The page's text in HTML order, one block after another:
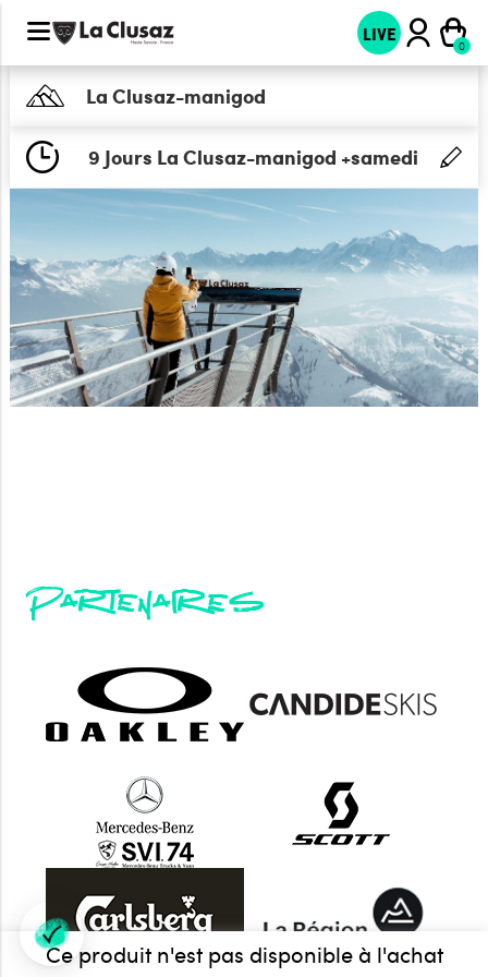
LIVE
La Clusaz-manigod
9 Jours La Clusaz-manigod +samedi
Ce produit n'est pas disponible à l'achat
Partenaires